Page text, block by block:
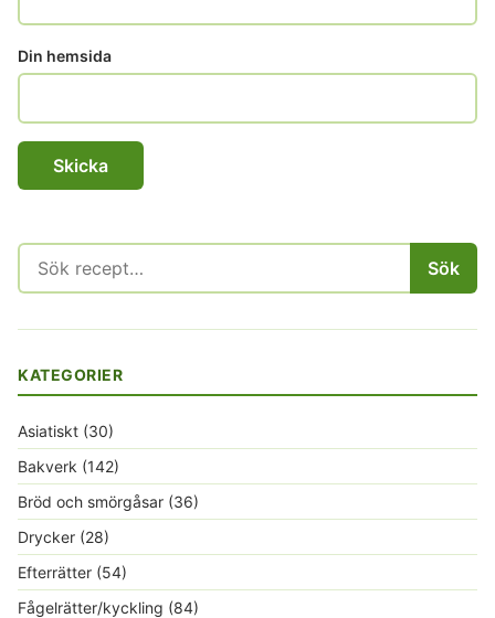
Din hemsida
Sök
efter:
Sök
KATEGORIER
Asiatiskt (30)
Bakverk (142)
Bröd och smörgåsar (36)
Drycker (28)
Efterrätter (54)
Fågelrätter/kyckling (84)